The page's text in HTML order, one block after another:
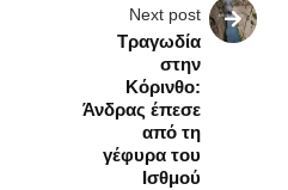
Next post
Τραγωδία
στην
Κόρινθο:
Άνδρας έπεσε
από τη
γέφυρα του
Ισθμού